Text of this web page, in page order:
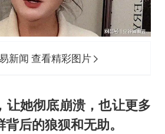
新闻 查看精彩图片
让她彻底崩溃，也让更多
后的狼狈和无助。